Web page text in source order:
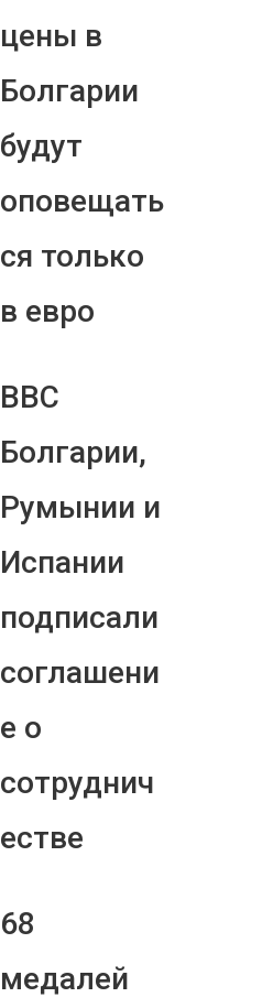
цены в
Болгарии
будут
оповещать
ся только
в евро
ВВС
Болгарии,
Румынии и
Испании
подписали
соглашени
е о
сотруднич
естве
68
медалей